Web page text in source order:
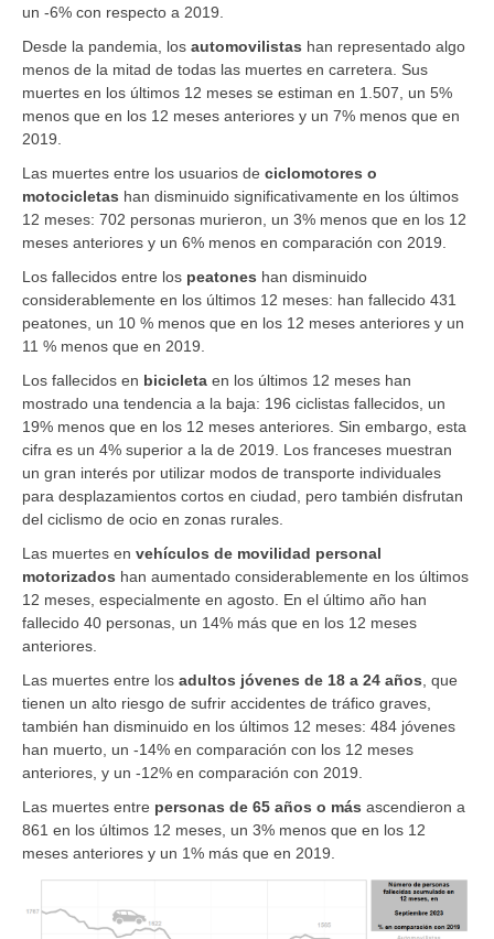
un -6% con respecto a 2019.
Desde la pandemia, los automovilistas han representado algo
menos de la mitad de todas las muertes en carretera. Sus
muertes en los últimos 12 meses se estiman en 1.507, un 5%
menos que en los 12 meses anteriores y un 7% menos que en
2019.
Las muertes entre los usuarios de ciclomotores o
motocicletas han disminuido significativamente en los últimos
12 meses: 702 personas murieron, un 3% menos que en los 12
meses anteriores y un 6% menos en comparación con 2019.
Los fallecidos entre los peatones han disminuido
considerablemente en los últimos 12 meses: han fallecido 431
peatones, un 10 % menos que en los 12 meses anteriores y un
11 % menos que en 2019.
Los fallecidos en bicicleta en los últimos 12 meses han
mostrado una tendencia a la baja: 196 ciclistas fallecidos, un
19% menos que en los 12 meses anteriores. Sin embargo, esta
cifra es un 4% superior a la de 2019. Los franceses muestran
un gran interés por utilizar modos de transporte individuales
para desplazamientos cortos en ciudad, pero también disfrutan
del ciclismo de ocio en zonas rurales.
Las muertes en vehículos de movilidad personal
motorizados han aumentado considerablemente en los últimos
12 meses, especialmente en agosto. En el último año han
fallecido 40 personas, un 14% más que en los 12 meses
anteriores.
Las muertes entre los adultos jóvenes de 18 a 24 años, que
tienen un alto riesgo de sufrir accidentes de tráfico graves,
también han disminuido en los últimos 12 meses: 484 jóvenes
han muerto, un -14% en comparación con los 12 meses
anteriores, y un -12% en comparación con 2019.
Las muertes entre personas de 65 años o más ascendieron a
861 en los últimos 12 meses, un 3% menos que en los 12
meses anteriores y un 1% más que en 2019.